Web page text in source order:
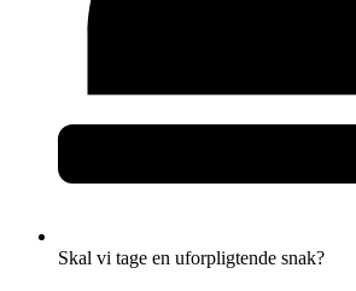
Skal vi tage en uforpligtende snak?